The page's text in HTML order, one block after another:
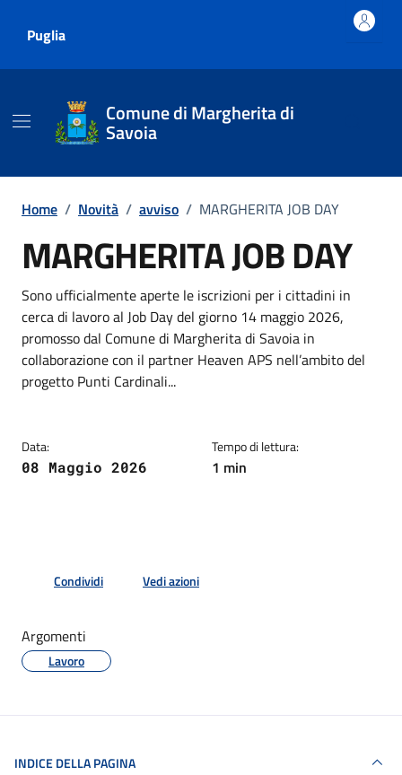
Puglia
Comune di Margherita di
Savoia
Home / Novità / avviso / MARGHERITA JOB DAY
MARGHERITA JOB DAY
Dettagli della notizia
Sono ufficialmente aperte le iscrizioni per i cittadini in
cerca di lavoro al Job Day del giorno 14 maggio 2026,
promosso dal Comune di Margherita di Savoia in
collaborazione con il partner Heaven APS nell’ambito del
progetto Punti Cardinali...
Data:
08 Maggio 2026
Tempo di lettura:
1 min
Condividi Vedi azioni
Argomenti
Lavoro
INDICE DELLA PAGINA